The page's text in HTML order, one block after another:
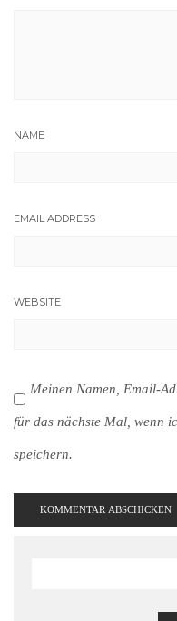
NAME
EMAIL ADDRESS
WEBSITE
Meinen Namen, Email-
für das nächste Mal, wenn
speichern.